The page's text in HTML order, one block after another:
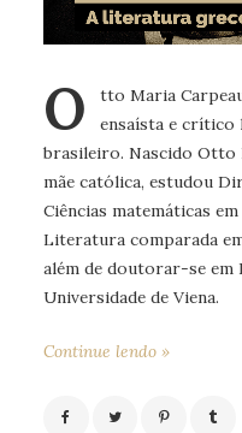
O
tto Maria
ensaísta e
brasileiro. Nascido Otto
mãe católica, estudou
Ciências matemáticas
Literatura comparada
além de doutorar-se em
Universidade de Viena.
Continue lendo »